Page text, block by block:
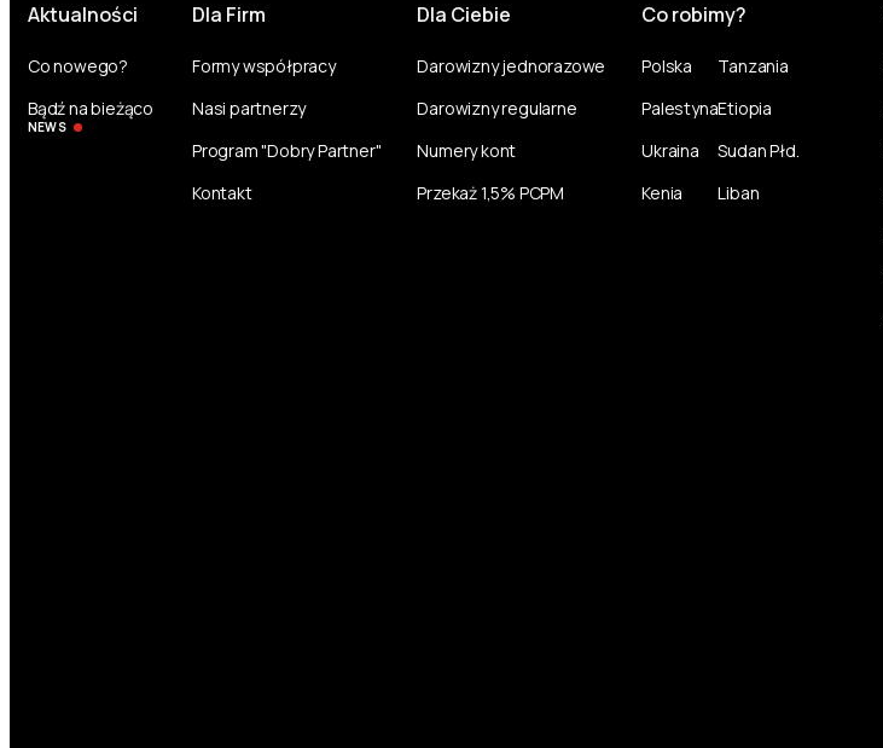
Aktualności
Co nowego?
Bądź na bieżąco
NEWS
Dla Firm
Formy współpracy
Nasi partnerzy
Program "Dobry Partner"
Kontakt
Dla Ciebie
Darowizny jednorazowe
Darowizny regularne
Numery kont
Przekaż 1,5% PCPM
Co robimy?
Polska
Palestyna
Ukraina
Kenia
Tanzania
Etiopia
Sudan Płd.
Liban